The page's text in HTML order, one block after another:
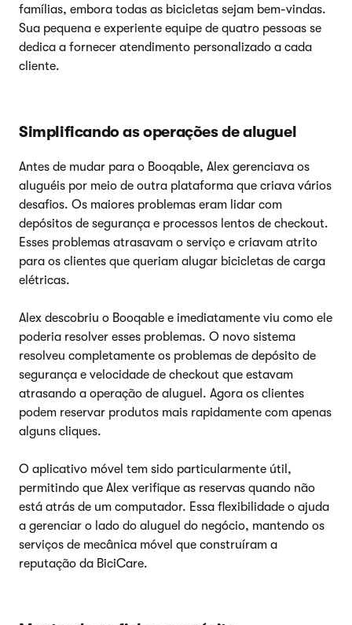
famílias, embora todas as bicicletas sejam bem-vindas.
Sua pequena e experiente equipe de quatro pessoas se
dedica a fornecer atendimento personalizado a cada
cliente.
Simplificando as operações de aluguel
Antes de mudar para o Booqable, Alex gerenciava os
aluguéis por meio de outra plataforma que criava vários
desafios. Os maiores problemas eram lidar com
depósitos de segurança e processos lentos de checkout.
Esses problemas atrasavam o serviço e criavam atrito
para os clientes que queriam alugar bicicletas de carga
elétricas.
Alex descobriu o Booqable e imediatamente viu como ele
poderia resolver esses problemas. O novo sistema
resolveu completamente os problemas de depósito de
segurança e velocidade de checkout que estavam
atrasando a operação de aluguel. Agora os clientes
podem reservar produtos mais rapidamente com apenas
alguns cliques.
O aplicativo móvel tem sido particularmente útil,
permitindo que Alex verifique as reservas quando não
está atrás de um computador. Essa flexibilidade o ajuda
a gerenciar o lado do aluguel do negócio, mantendo os
serviços de mecânica móvel que construíram a
reputação da BiciCare.